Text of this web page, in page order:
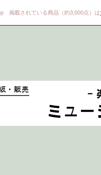
掲載されている商品（約3,000点）は